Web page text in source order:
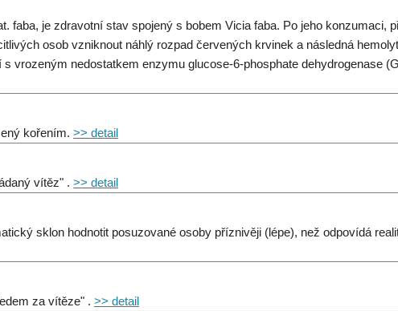
faba, je zdravotní stav spojený s bobem Vicia faba. Po jeho konzumaci,
osob vzniknout náhlý rozpad červených krvinek a následná
s vrozeným nedostatkem enzymu glucose-6-phosphate dehydrogenase
kořením. >> detail
vítěz" . >> detail
sklon hodnotit posuzované osoby příznivěji (lépe), než odpovídá
za vítěze" . >> detail